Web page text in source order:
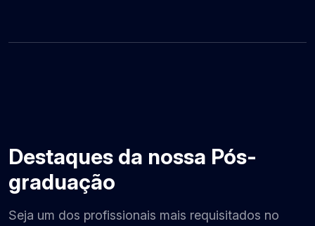
Destaques da nossa Pós-
graduação
Seja um dos profissionais mais requisitados no